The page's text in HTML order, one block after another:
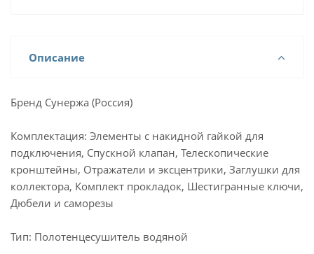
Описание
Бренд Сунержа (Россия)
Комплектация: Элементы с накидной гайкой для
подключения, Спускной клапан, Телескопические
кронштейны, Отражатели и эксцентрики, Заглушки для
коллектора, Комплект прокладок, Шестигранные ключи,
Дюбели и саморезы
Тип: Полотенцесушитель водяной